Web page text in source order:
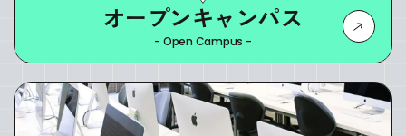
オープンキャンパス
- Open Campus -